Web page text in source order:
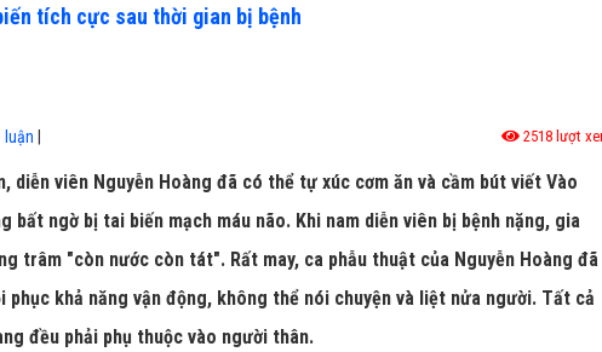
tích cực sau thời gian bị bệnh
luận 2518 lượt
diễn viên Nguyễn Hoàng đã có thể tự xúc cơm ăn và cầm bút viết Vào
bất ngờ bị tai biến mạch máu não. Khi nam diễn viên bị bệnh nặng, gia
trâm "còn nước còn tát". Rất may, ca phẫu thuật của Nguyễn Hoàng đã
phục khả năng vận động, không thể nói chuyện và liệt nửa người. Tất cả
đều phải phụ thuộc vào người thân.